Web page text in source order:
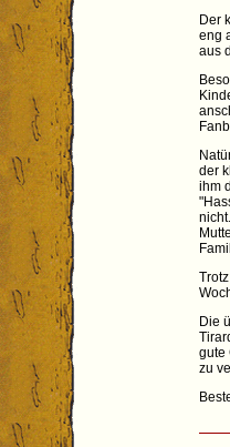
Der
eng
aus
der
ihm
Die
gute
zu